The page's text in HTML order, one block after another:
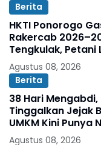
Berita
HKTI Ponorogo
Rakercab
Tengkulak, Petani
Agustus 08, 2026
Berita
38 Hari
Tinggalkan Jejak
UMKM Kini Punya
Agustus 08, 2026